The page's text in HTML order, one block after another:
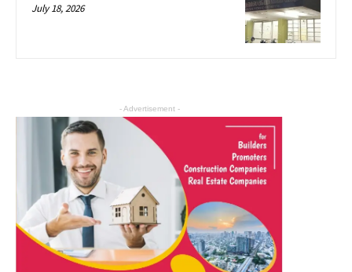
July 18, 2026
- Advertisement -